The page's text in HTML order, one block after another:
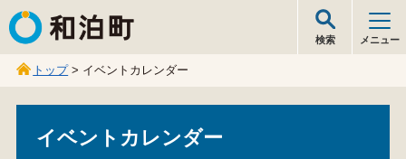
和泊町
検索 メニュー
トップ> イベントカレンダー
イベントカレンダー